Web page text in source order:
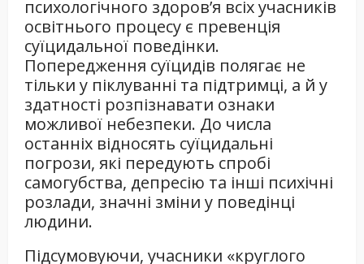
психологічного здоров’я всіх учасників
освітнього процесу є превенція
суїцидальної поведінки.
Попередження суїцидів полягає не
тільки у піклуванні та підтримці, а й у
здатності розпізнавати ознаки
можливої небезпеки. До числа
останніх відносять суїцидальні
погрози, які передують спробі
самогубства, депресію та інші психічні
розлади, значні зміни у поведінці
людини.
Підсумовуючи, учасники «круглого